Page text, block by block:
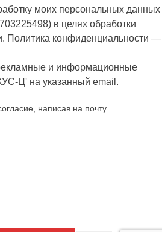
моих персональных данных
в целях обработки
Политика конфиденциальности —
и информационные
Ц' на указанный email.
написав на почту